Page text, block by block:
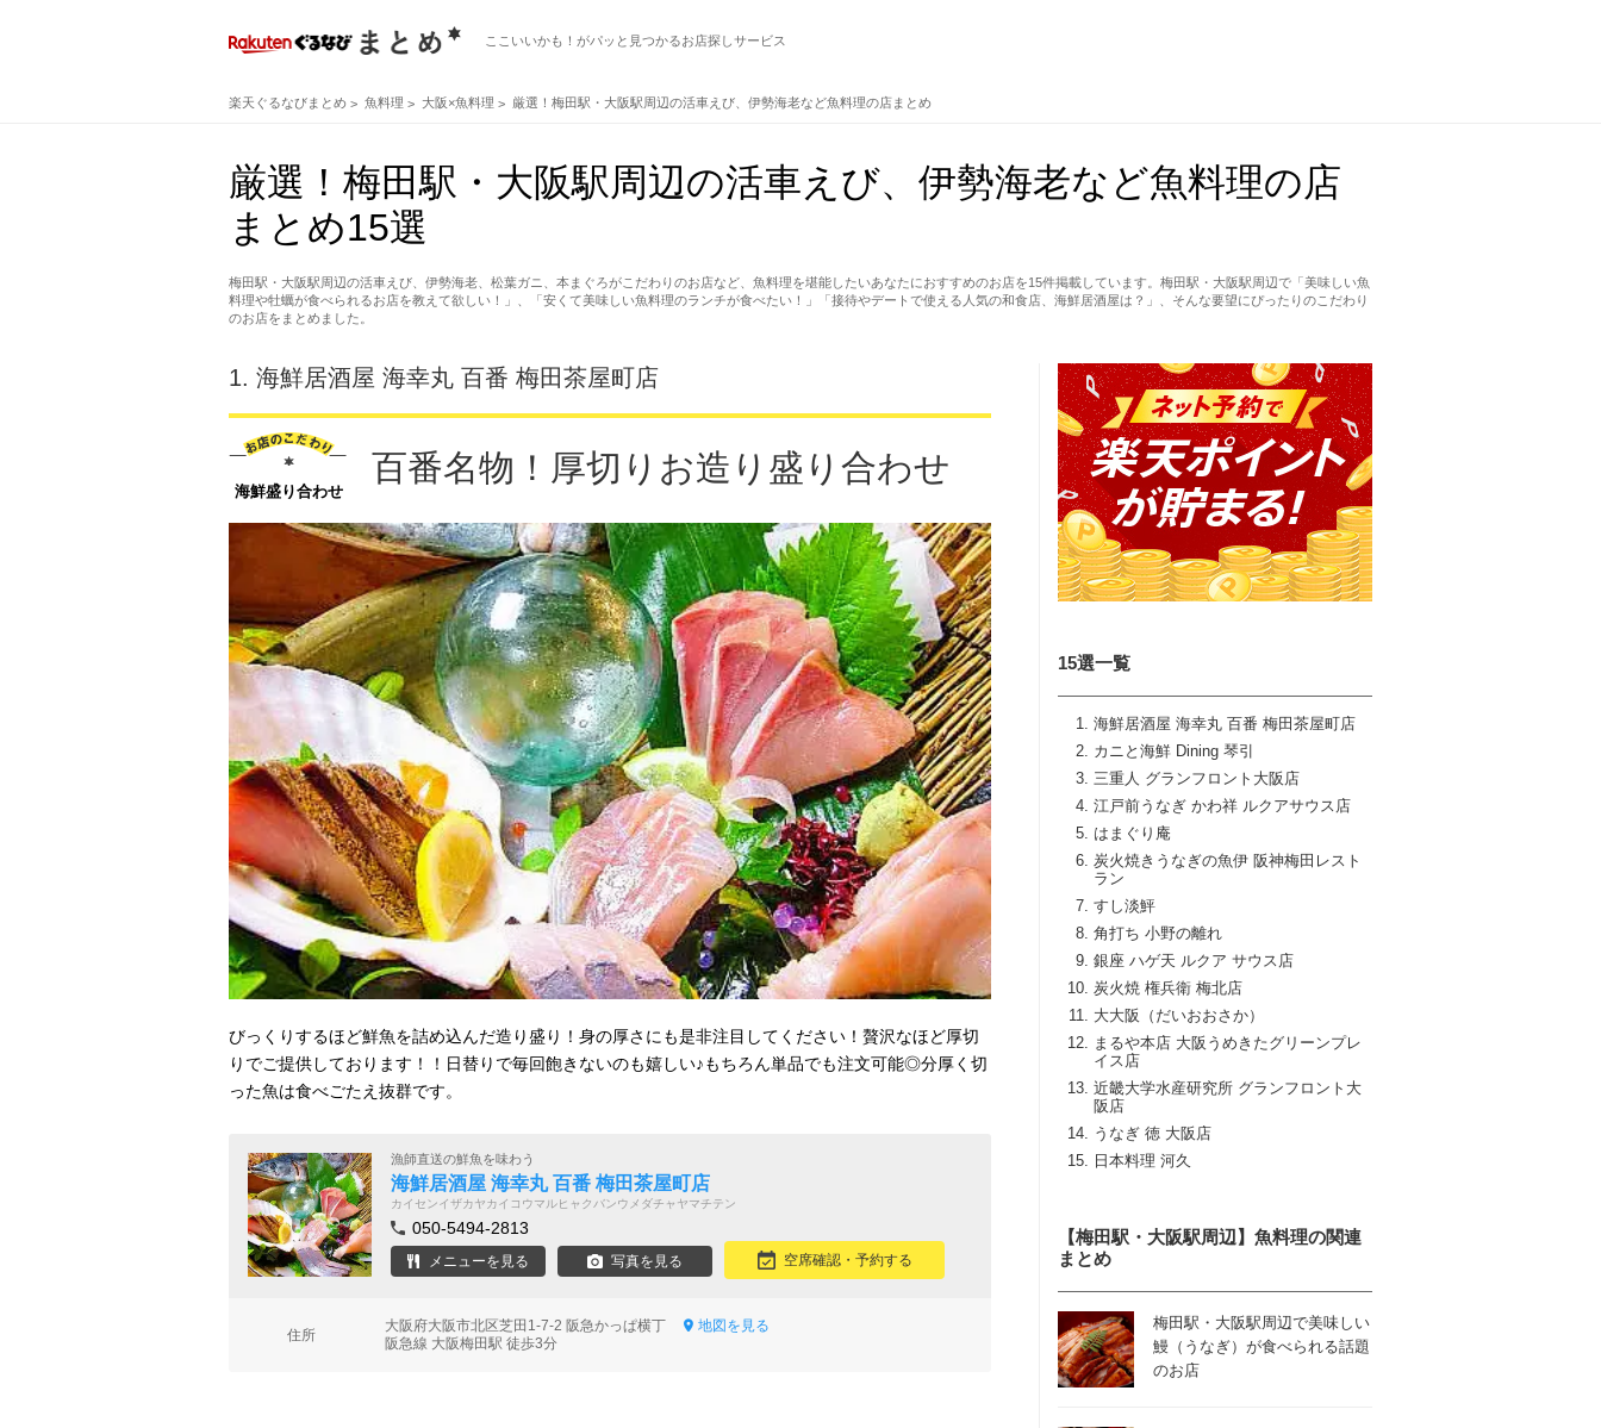
ここいいかも！がパッと見つかるお店探しサービス
楽天ぐるなびまとめ 魚料理 大阪×魚料理 厳選！梅田駅・大阪駅周辺の活車えび、伊勢海老など魚料理の店まとめ
厳選！梅田駅・大阪駅周辺の活車えび、伊勢海老など魚料理の店
まとめ15選
梅田駅・大阪駅周辺の活車えび、伊勢海老、松葉ガニ、本まぐろがこだわりのお店など、魚料理を堪能したいあなたにおすすめのお店を15件掲載しています。梅田駅・大阪駅周辺で「美味しい魚
料理や牡蠣が食べられるお店を教えて欲しい！」、「安くて美味しい魚料理のランチが食べたい！」「接待やデートで使える人気の和食店、海鮮居酒屋は？」、そんな要望にぴったりのこだわり
のお店をまとめました。
15選一覧
海鮮居酒屋 海幸丸 百番 梅田茶屋町店
カニと海鮮 Dining 琴引
三重人 グランフロント大阪店
江戸前うなぎ かわ祥 ルクアサウス店
はまぐり庵
炭火焼きうなぎの魚伊 阪神梅田レスト
ラン
すし淡鮃
角打ち 小野の離れ
銀座 ハゲ天 ルクア サウス店
炭火焼 権兵衛 梅北店
大大阪（だいおおさか）
まるや本店 大阪うめきたグリーンプレ
イス店
近畿大学水産研究所 グランフロント大
阪店
うなぎ 徳 大阪店
日本料理 河久
1. 海鮮居酒屋 海幸丸 百番 梅田茶屋町店
海鮮盛り合わせ
百番名物！厚切りお造り盛り合わせ
びっくりするほど鮮魚を詰め込んだ造り盛り！身の厚さにも是非注目してください！贅沢なほど厚切
りでご提供しております！！日替りで毎回飽きないのも嬉しい♪もちろん単品でも注文可能◎分厚く切
った魚は食べごたえ抜群です。
漁師直送の鮮魚を味わう
海鮮居酒屋 海幸丸 百番 梅田茶屋町店
カイセンイザカヤカイコウマルヒャクバンウメダチャヤマチテン
050-5494-2813
メニューを見る 写真を見る 空席確認・予約する
住所
大阪府大阪市北区芝田1-7-2 阪急かっぱ横丁
地図を見る
阪急線 大阪梅田駅 徒歩3分
【梅田駅・大阪駅周辺】魚料理の関連
まとめ
梅田駅・大阪駅周辺で美味しい
鰻（うなぎ）が食べられる話題
のお店